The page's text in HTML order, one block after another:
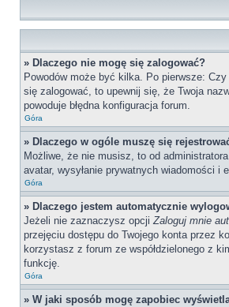
» Dlaczego nie mogę się zalogować?
Powodów może być kilka. Po pierwsze:
się zalogować, to upewnij się, że Twoja
powoduje błędna konfiguracja forum.
Góra
» Dlaczego w ogóle muszę się
Możliwe, że nie musisz, to od
avatar, wysyłanie prywatnych wiadomości
Góra
» Dlaczego jestem automatycznie
Jeżeli nie zaznaczysz opcjiZaloguj mnie
przejęciu dostępu do Twojego konta przez
korzystasz z forum ze współdzielonego z
funkcję.
Góra
» W jaki sposób mogę zapobiec